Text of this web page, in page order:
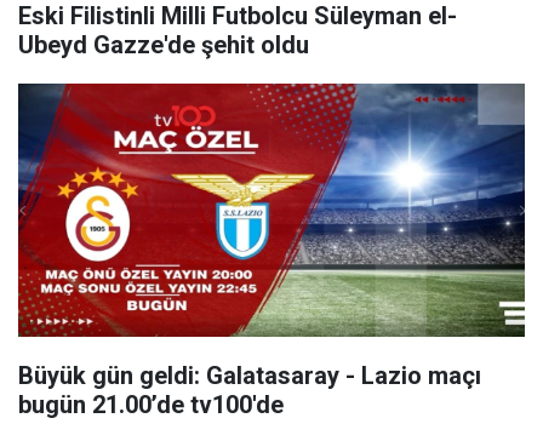
Eski Filistinli Milli Futbolcu Süleyman el-
Ubeyd Gazze'de şehit oldu
Büyük gün geldi: Galatasaray - Lazio maçı
bugün 21.00’de tv100'de